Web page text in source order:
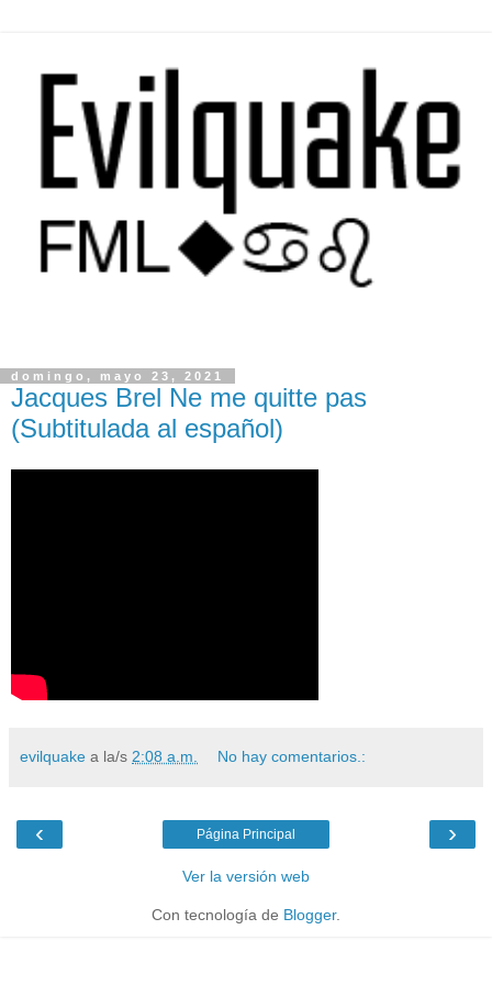
domingo, mayo 23, 2021
Jacques Brel Ne me quitte pas
(Subtitulada al español)
evilquake a la/s 2:08 a.m. No hay comentarios.:
‹ ›
Página Principal
Ver la versión web
Con tecnología de Blogger.